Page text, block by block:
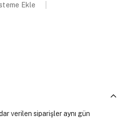
Ekle
verilen siparişler aynı gün